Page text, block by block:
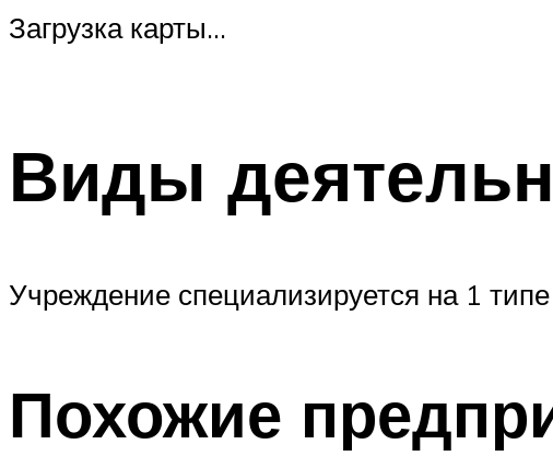
Загрузка карты…
Виды
Учреждение специализируется на 1
Похожие